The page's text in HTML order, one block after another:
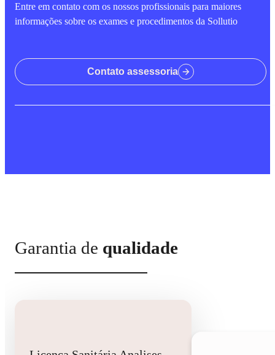
Entre em contato com os nossos profissionais para maiores
informações sobre os exames e procedimentos da Sollutio
Contato assessoria
Garantia de qualidade